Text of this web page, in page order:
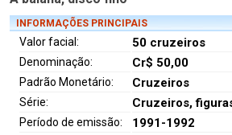
INFORMAÇÕES PRINCIPAIS
Valor facial: 50 cruzeiros
Denominação: Cr$ 50,00
Padrão Monetário: Cruzeiros
Série: Cruzeiros,
Período de emissão: 1991-1992